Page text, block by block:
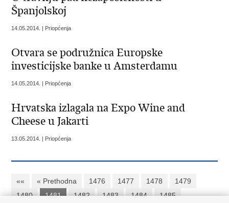
Španjolskoj
14.05.2014. | Priopćenja
Otvara se podružnica Europske
investicijske banke u Amsterdamu
14.05.2014. | Priopćenja
Hrvatska izlagala na Expo Wine and
Cheese u Jakarti
13.05.2014. | Priopćenja
«« « Prethodna 1476 1477 1478
1479
1480
1481 1482 1483 1484 1485